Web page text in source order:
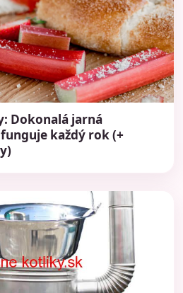
Dokonalá jarná
každý rok (+